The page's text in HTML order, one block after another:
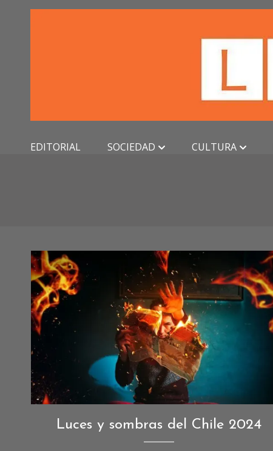
EDITORIAL SOCIEDAD CULTURA
Crédito: @Pyrosky
Opinión,
Sociedad
Luces y sombras del Chile 2024